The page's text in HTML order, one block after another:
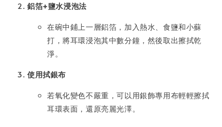
鋁箔+鹽水浸泡法
在碗中鋪上一層鋁箔，加入熱水、食鹽和小蘇
打，將耳環浸泡其中數分鐘，然後取出擦拭乾
淨。
使用拭銀布
若氧化變色不嚴重，可以用銀飾專用布輕輕擦拭
耳環表面，還原亮麗光澤。